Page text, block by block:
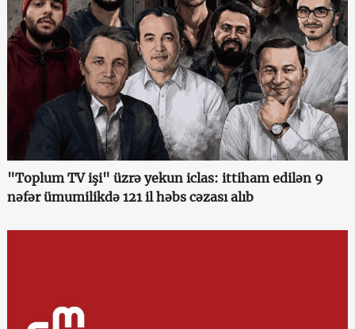
"Toplum TV işi" üzrə yekun iclas: ittiham edilən 9
nəfər ümumilikdə 121 il həbs cəzası alıb